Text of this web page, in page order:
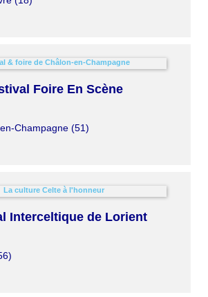
Foire En Scène
Champagne (51)
Interceltique de Lorient
)